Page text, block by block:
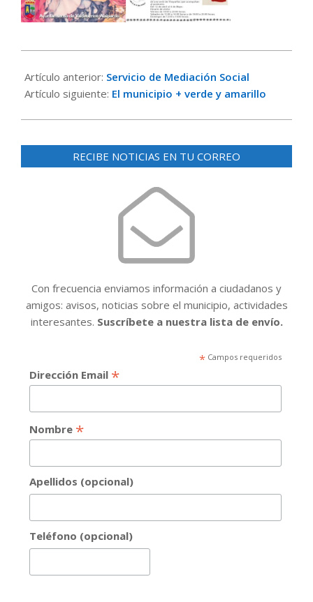
03-
28
Artículo anterior: Servicio de Mediación Social
Artículo siguiente: El municipio + verde y amarillo
RECIBE NOTICIAS EN TU CORREO
Con frecuencia enviamos información a ciudadanos y
amigos: avisos, noticias sobre el municipio, actividades
interesantes. Suscríbete a nuestra lista de envío.
*Campos requeridos
Dirección Email *
Nombre *
Apellidos (opcional)
Teléfono (opcional)